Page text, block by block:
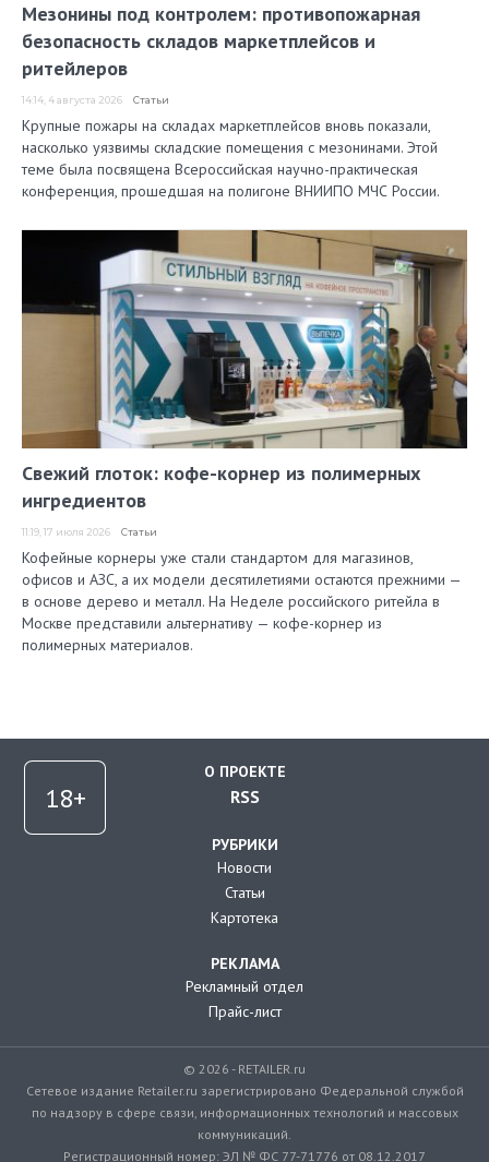
Мезонины под контролем: противопожарная
безопасность складов маркетплейсов и
ритейлеров
14:14, 4 августа 2026 Статьи
Крупные пожары на складах маркетплейсов вновь показали,
насколько уязвимы складские помещения с мезонинами. Этой
теме была посвящена Всероссийская научно-практическая
конференция, прошедшая на полигоне ВНИИПО МЧС России.
Свежий глоток: кофе-корнер из полимерных
ингредиентов
11:19, 17 июля 2026 Статьи
Кофейные корнеры уже стали стандартом для магазинов,
офисов и АЗС, а их модели десятилетиями остаются прежними —
в основе дерево и металл. На Неделе российского ритейла в
Москве представили альтернативу — кофе-корнер из
полимерных материалов.
О ПРОЕКТЕ
RSS
РУБРИКИ
Новости
Статьи
Картотека
РЕКЛАМА
Рекламный отдел
Прайс-лист
© 2026 - RETAILER.ru
Сетевое издание Retailer.ru зарегистрировано Федеральной службой
по надзору в сфере связи, информационных технологий и массовых
коммуникаций.
Регистрационный номер: ЭЛ № ФС 77-71776 от 08.12.2017